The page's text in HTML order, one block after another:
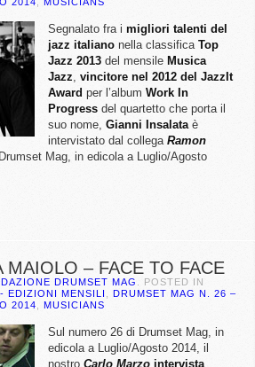
Segnalato fra i migliori talenti del
jazz italiano nella classifica Top
Jazz 2013 del mensile Musica
Jazz, vincitore nel 2012 del JazzIt
Award per l’album Work In
Progress del quartetto che porta il
suo nome, Gianni Insalataè
intervistato dal collega Ramon
Mag, in edicola a Luglio/Agosto
MAIOLO – FACE TO FACE
DRUMSET MAG
. POSTED IN
EDIZIONI MENSILI
DRUMSET MAG N. 26 –
2014
MUSICIANS
Sul numero 26 di Drumset Mag, in
edicola a Luglio/Agosto 2014, il
nostro Carlo Marzo intervista